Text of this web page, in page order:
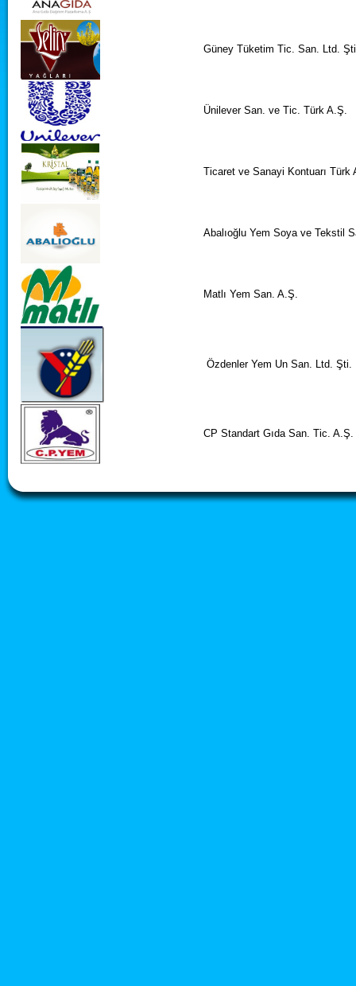
Güney Tüketim Tic. San. Ltd.
Ünilever San. ve Tic. Türk A.Ş.
Ticaret ve Sanayi Kontuarı Türk
Abalıoğlu Yem Soya ve Tekstil
Matlı Yem San. A.Ş.
Özdenler Yem Un San. Ltd. Şti.
CP Standart Gıda San. Tic. A.Ş.